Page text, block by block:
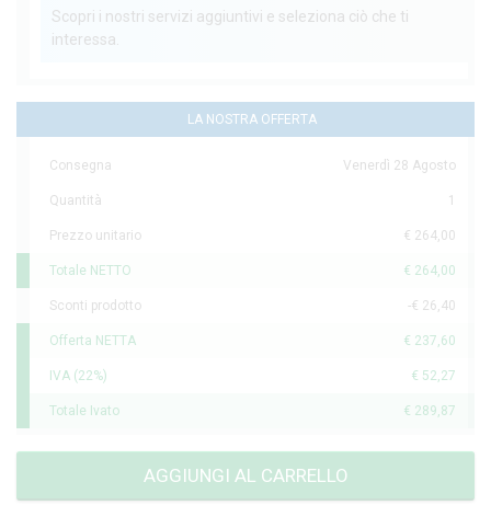
Scopri i nostri servizi aggiuntivi e seleziona ciò che ti
interessa.
LA NOSTRA OFFERTA
Consegna Venerdì 28 Agosto
Quantità 1
Prezzo unitario € 264,00
Totale NETTO € 264,00
Sconti prodotto -€ 26,40
Offerta NETTA € 237,60
IVA (22%) € 52,27
Totale Ivato € 289,87
AGGIUNGI AL CARRELLO